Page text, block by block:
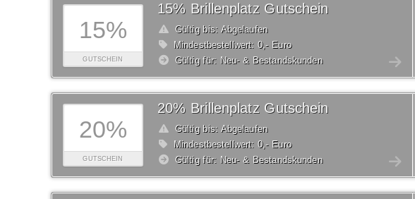
15%
GUTSCHEIN
15% Brillenplatz Gutschein
Gültig bis: Abgelaufen
Mindestbestellwert: 0,- Euro
Gültig für: Neu- & Bestandskunden
20%
GUTSCHEIN
20% Brillenplatz Gutschein
Gültig bis: Abgelaufen
Mindestbestellwert: 0,- Euro
Gültig für: Neu- & Bestandskunden